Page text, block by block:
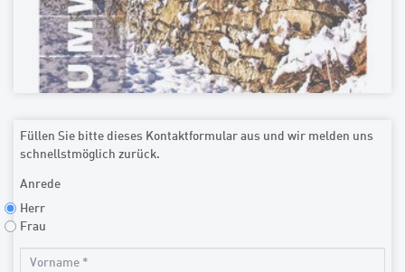
Füllen Sie bitte dieses Kontaktformular aus und wir melden uns
schnellstmöglich zurück.
Anrede
Herr
Frau